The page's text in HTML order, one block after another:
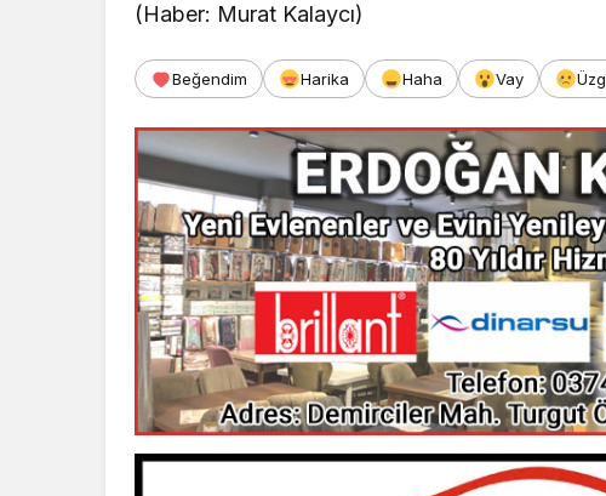
(Haber: Murat Kalaycı)
Beğendim Harika Haha Vay